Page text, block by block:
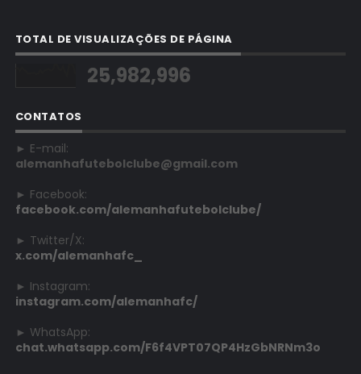
TOTAL DE VISUALIZAÇÕES DE PÁGINA
25,982,996
CONTATOS
► E-mail:
alemanhafutebolclube@gmail.com
► Facebook:
facebook.com/alemanhafutebolclube/
► Twitter/X:
x.com/alemanhafc_
► Instagram:
instagram.com/alemanhafc/
► WhatsApp:
chat.whatsapp.com/F6f4VPT07QP4HzGbNRNm3o